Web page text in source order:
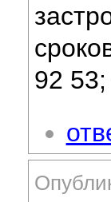
92